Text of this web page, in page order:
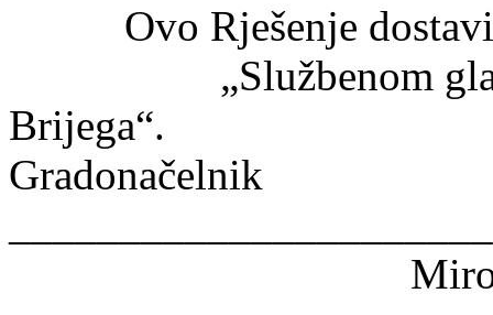
Ovo Rješenje
„Službenom